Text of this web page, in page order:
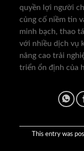
quyền lợi người
củng cố niềm tin
minh bạch, thao
với nhiều dịch vụ
nâng cao trải
triển ổn định của
This entry was